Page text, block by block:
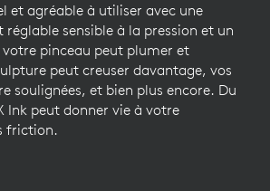
et agréable à utiliser avec une
sensible à la pression et un
pinceau peut plumer et
peut creuser davantage, vos
soulignées, et bien plus encore. Du
Ink peut donner vie à votre
friction.